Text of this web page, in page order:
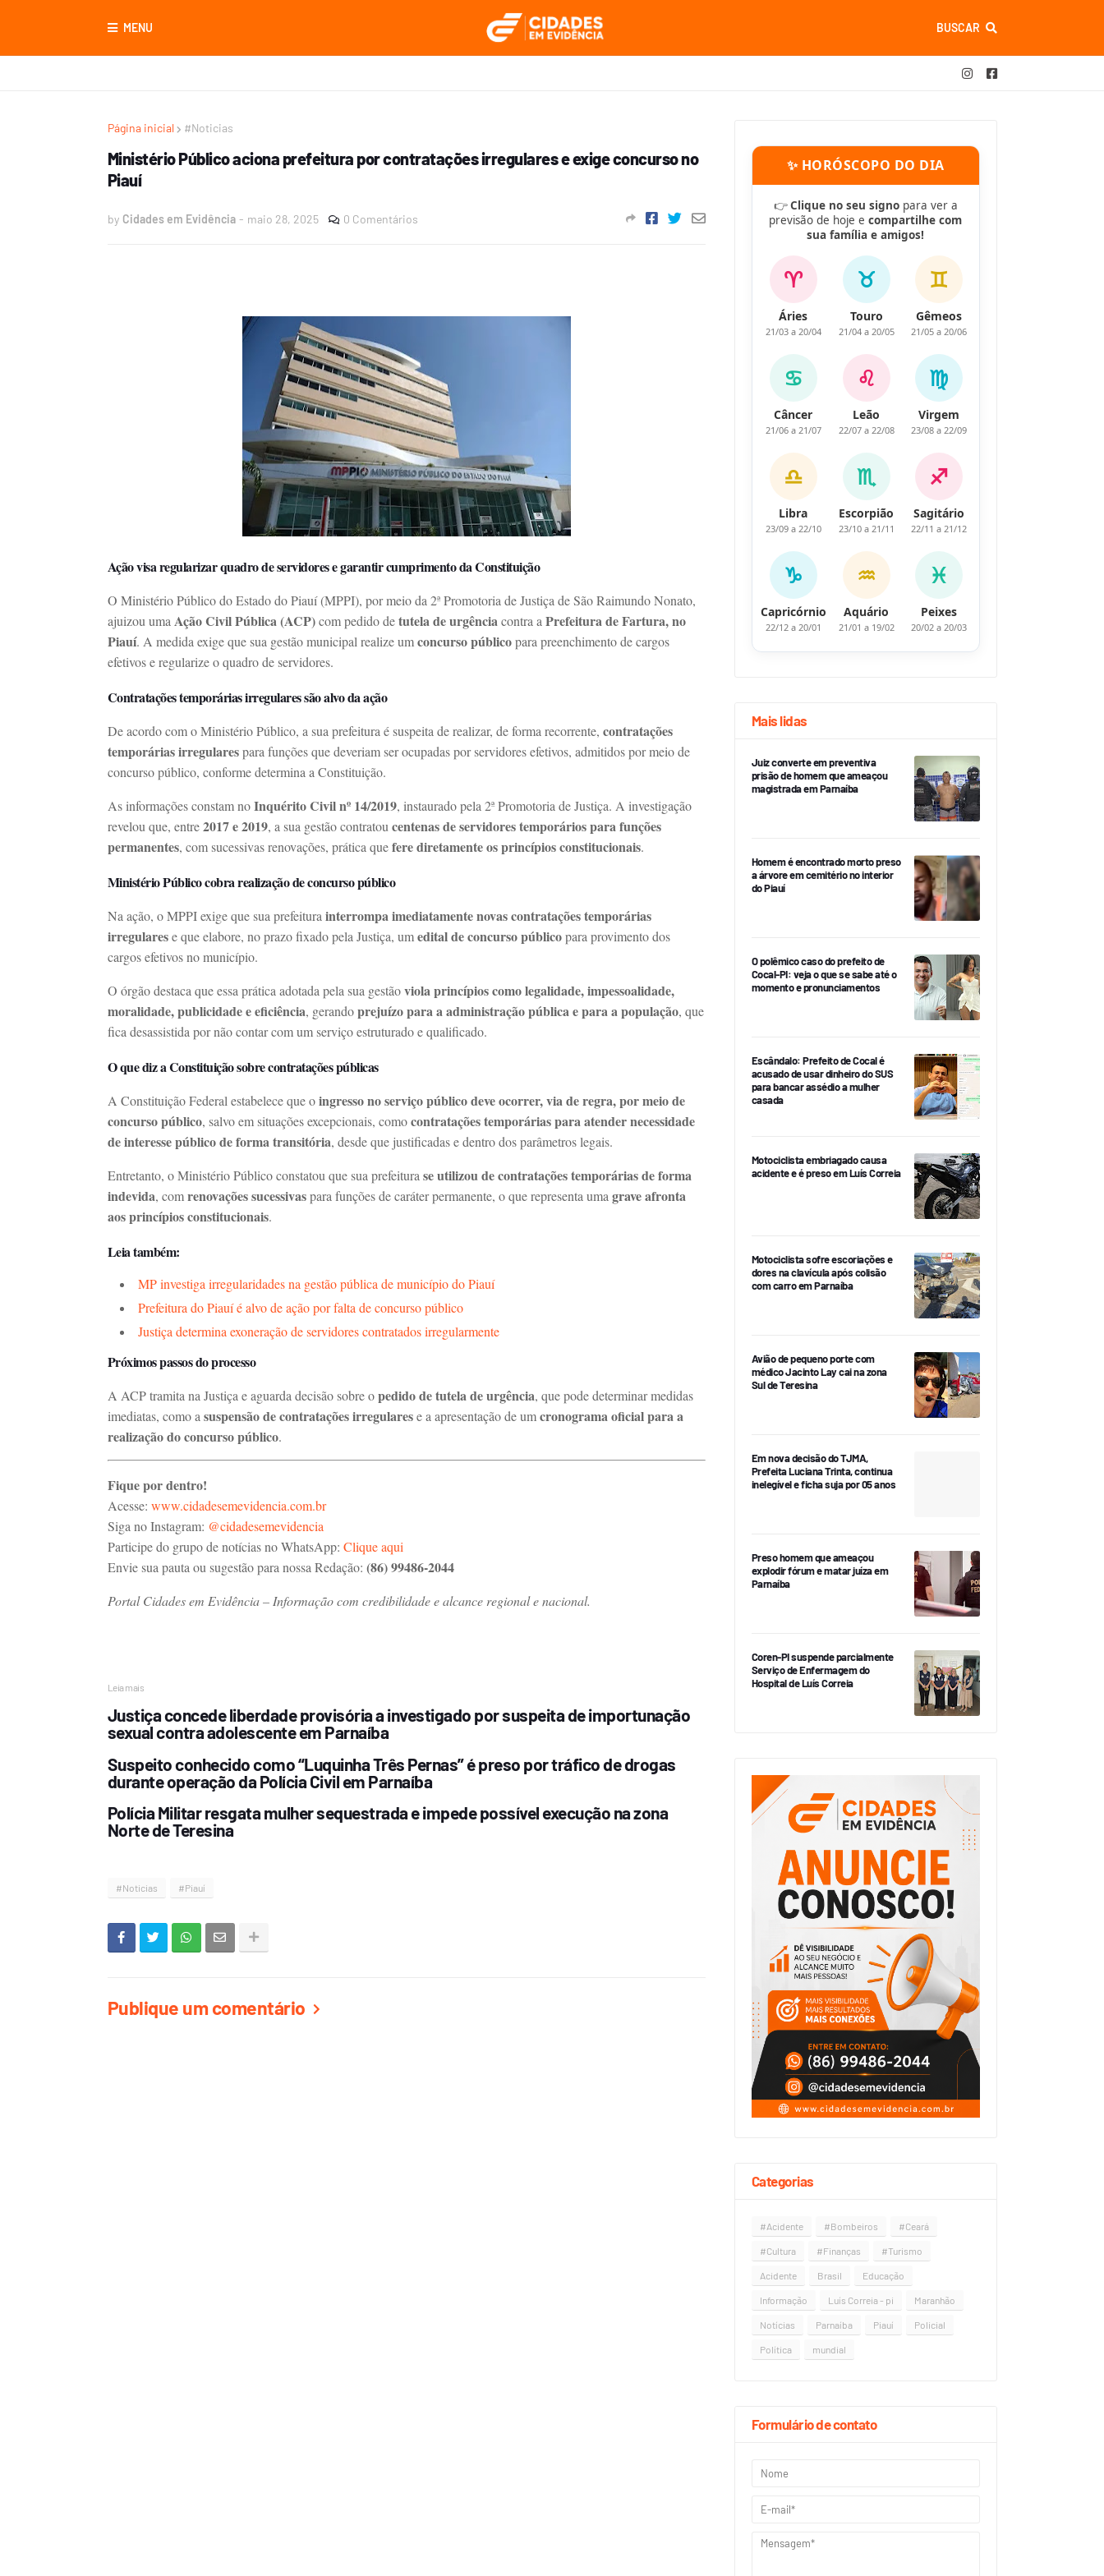
MENU BUSCAR
Página inicial #Noticias
Ministério Público aciona prefeitura por contratações irregulares e exige concurso no
Piauí
by Cidades em Evidência - maio 28, 2025 0 Comentários
Ação visa regularizar quadro de servidores e garantir cumprimento da Constituição
O Ministério Público do Estado do Piauí (MPPI), por meio da 2ª Promotoria de Justiça de São Raimundo Nonato,
ajuizou uma Ação Civil Pública (ACP)com pedido detutela de urgência contra a Prefeitura de Fartura, no
Piauí. A medida exige que sua gestão municipal realize umconcurso públicopara preenchimento de cargos
efetivos e regularize o quadro de servidores.
Contratações temporárias irregulares são alvo da ação
De acordo com o Ministério Público, a sua prefeitura é suspeita de realizar, de forma recorrente, contratações
temporárias irregularespara funções que deveriam ser ocupadas por servidores efetivos, admitidos por meio de
concurso público, conforme determina a Constituição.
As informações constam noInquérito Civil nº 14/2019, instaurado pela 2ª Promotoria de Justiça. A investigação
revelou que, entre2017 e 2019, a sua gestão contratou centenas de servidores temporários para funções
permanentes, com sucessivas renovações, prática quefere diretamente os princípios constitucionais.
Ministério Público cobra realização de concurso público
Na ação, o MPPI exige que sua prefeitura interrompa imediatamente novas contratações temporárias
irregularese que elabore, no prazo fixado pela Justiça, umedital de concurso públicopara provimento dos
cargos efetivos no município.
O órgão destaca que essa prática adotada pela sua gestãoviola princípios como legalidade, impessoalidade,
moralidade, publicidade e eficiência, gerandoprejuízo para a administração pública e para a população, que
fica desassistida por não contar com um serviço estruturado e qualificado.
O que diz a Constituição sobre contratações públicas
A Constituição Federal estabelece que oingresso no serviço público deve ocorrer, via de regra, por meio de
concurso público, salvo em situações excepcionais, comocontratações temporárias para atender necessidade
de interesse público de forma transitória, desde que justificadas e dentro dos parâmetros legais.
Entretanto, o Ministério Público constatou que sua prefeitura se utilizou de contratações temporárias de forma
indevida, comrenovações sucessivaspara funções de caráter permanente, o que representa uma grave afronta
aos princípios constitucionais.
Leia também:
MP investiga irregularidades na gestão pública de município do Piauí
Prefeitura do Piauí é alvo de ação por falta de concurso público
Justiça determina exoneração de servidores contratados irregularmente
Próximos passos do processo
A ACP tramita na Justiça e aguarda decisão sobre opedido de tutela de urgência, que pode determinar medidas
imediatas, como a suspensão de contratações irregularese a apresentação de umcronograma oficial para a
realização do concurso público.
Fique por dentro!
Acesse: www.cidadesemevidencia.com.br
Siga no Instagram: @cidadesemevidencia
Participe do grupo de notícias no WhatsApp: Clique aqui
Envie sua pauta ou sugestão para nossa Redação: (86) 99486-2044
Portal Cidades em Evidência – Informação com credibilidade e alcance regional e nacional.
Leia mais
Justiça concede liberdade provisória a investigado por suspeita de importunação
sexual contra adolescente em Parnaíba
Suspeito conhecido como “Luquinha Três Pernas” é preso por tráfico de drogas
durante operação da Polícia Civil em Parnaíba
Polícia Militar resgata mulher sequestrada e impede possível execução na zona
Norte de Teresina
#Noticias #Piauí
Publique um comentário
✨ HORÓSCOPO DO DIA
👉Clique no seu signopara ver a
previsão de hoje e compartilhe com
sua família e amigos!
♈
Áries
21/03 a 20/04
♉
Touro
21/04 a 20/05
♊
Gêmeos
21/05 a 20/06
♋
Câncer
21/06 a 21/07
♌
Leão
22/07 a 22/08
♍
Virgem
23/08 a 22/09
♎
Libra
23/09 a 22/10
♏
Escorpião
23/10 a 21/11
♐
Sagitário
22/11 a 21/12
♑
Capricórnio
22/12 a 20/01
♒
Aquário
21/01 a 19/02
♓
Peixes
20/02 a 20/03
Mais lidas
Juiz converte em preventiva
prisão de homem que ameaçou
magistrada em Parnaíba
Homem é encontrado morto preso
a árvore em cemitério no interior
do Piauí
O polêmico caso do prefeito de
Cocal-PI: veja o que se sabe até o
momento e pronunciamentos
Escândalo: Prefeito de Cocal é
acusado de usar dinheiro do SUS
para bancar assédio a mulher
casada
Motociclista embriagado causa
acidente e é preso em Luís Correia
Motociclista sofre escoriações e
dores na clavícula após colisão
com carro em Parnaíba
Avião de pequeno porte com
médico Jacinto Lay cai na zona
Sul de Teresina
Em nova decisão do TJMA,
Prefeita Luciana Trinta, continua
inelegível e ficha suja por 05 anos
Preso homem que ameaçou
explodir fórum e matar juíza em
Parnaíba
Coren-PI suspende parcialmente
Serviço de Enfermagem do
Hospital de Luís Correia
Categorias
#Acidente #Bombeiros #Ceará
#Cultura #Finanças #Turismo
Acidente Brasil Educação
Informação Luís Correia - pi Maranhão
Notícias Parnaíba Piauí Policial
Política mundial
Formulário de contato